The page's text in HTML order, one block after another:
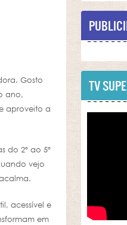
Gosto
ano,
aproveito a
do 2º ao 5º
vejo
acessível e
em
TV